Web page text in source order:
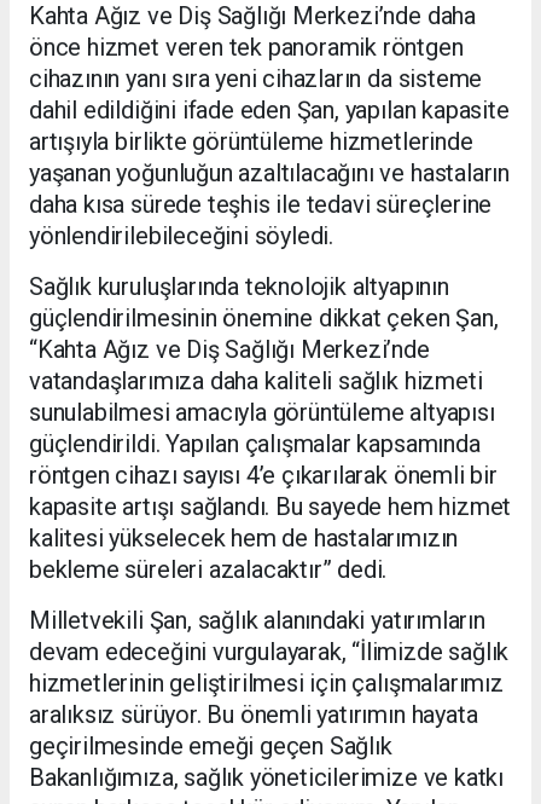
Kahta Ağız ve Diş Sağlığı Merkezi’nde daha
önce hizmet veren tek panoramik röntgen
cihazının yanı sıra yeni cihazların da sisteme
dahil edildiğini ifade eden Şan, yapılan kapasite
artışıyla birlikte görüntüleme hizmetlerinde
yaşanan yoğunluğun azaltılacağını ve hastaların
daha kısa sürede teşhis ile tedavi süreçlerine
yönlendirilebileceğini söyledi.
Sağlık kuruluşlarında teknolojik altyapının
güçlendirilmesinin önemine dikkat çeken Şan,
“Kahta Ağız ve Diş Sağlığı Merkezi’nde
vatandaşlarımıza daha kaliteli sağlık hizmeti
sunulabilmesi amacıyla görüntüleme altyapısı
güçlendirildi. Yapılan çalışmalar kapsamında
röntgen cihazı sayısı 4’e çıkarılarak önemli bir
kapasite artışı sağlandı. Bu sayede hem hizmet
kalitesi yükselecek hem de hastalarımızın
bekleme süreleri azalacaktır” dedi.
Milletvekili Şan, sağlık alanındaki yatırımların
devam edeceğini vurgulayarak, “İlimizde sağlık
hizmetlerinin geliştirilmesi için çalışmalarımız
aralıksız sürüyor. Bu önemli yatırımın hayata
geçirilmesinde emeği geçen Sağlık
Bakanlığımıza, sağlık yöneticilerimize ve katkı